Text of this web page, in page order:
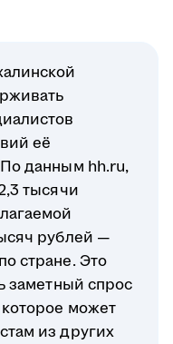
её
данным hh.ru,
тысячи
рублей —
стране. Это
заметный спрос
может
из других